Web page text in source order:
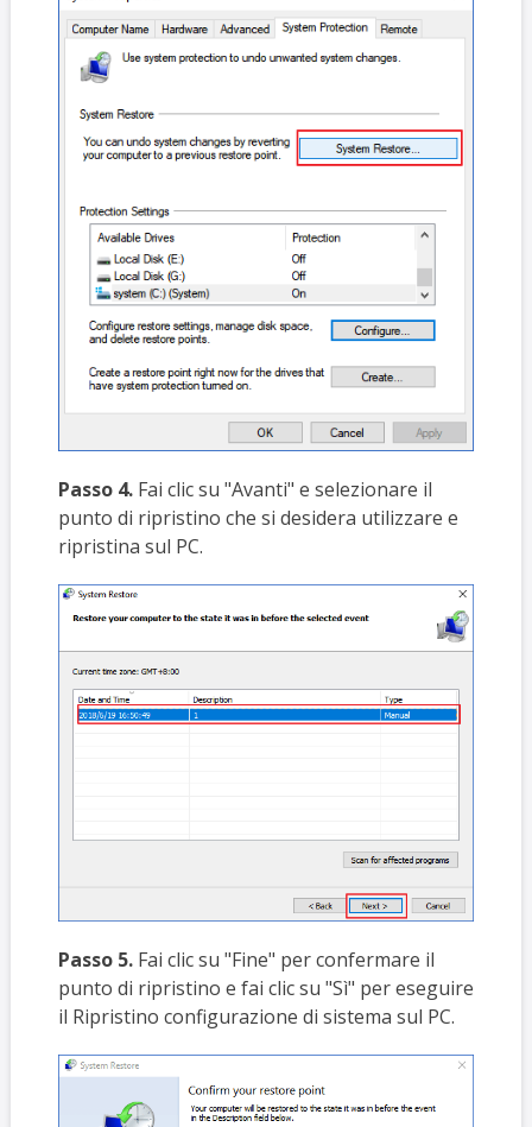
Passo 4.Fai clic su "Avanti" e selezionare il
punto di ripristino che si desidera utilizzare e
ripristina sul PC.
Passo 5.Fai clic su "Fine" per confermare il
punto di ripristino e fai clic su "Sì" per eseguire
il Ripristino configurazione di sistema sul PC.